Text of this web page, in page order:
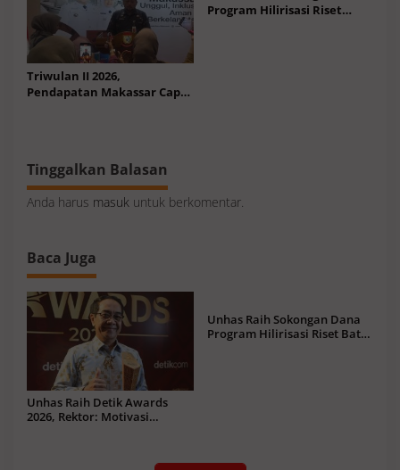
Triwulan II 2026,
Pendapatan Makassar Capai
Program Hilirisasi Riset
Tinggalkan Balasan
Anda harus masuk untuk berkomentar.
Baca Juga
Unhas Raih Detik Awards
2026, Rektor: Motivasi
Unhas Raih Sokongan Dana
Program Hilirisasi Riset Batch